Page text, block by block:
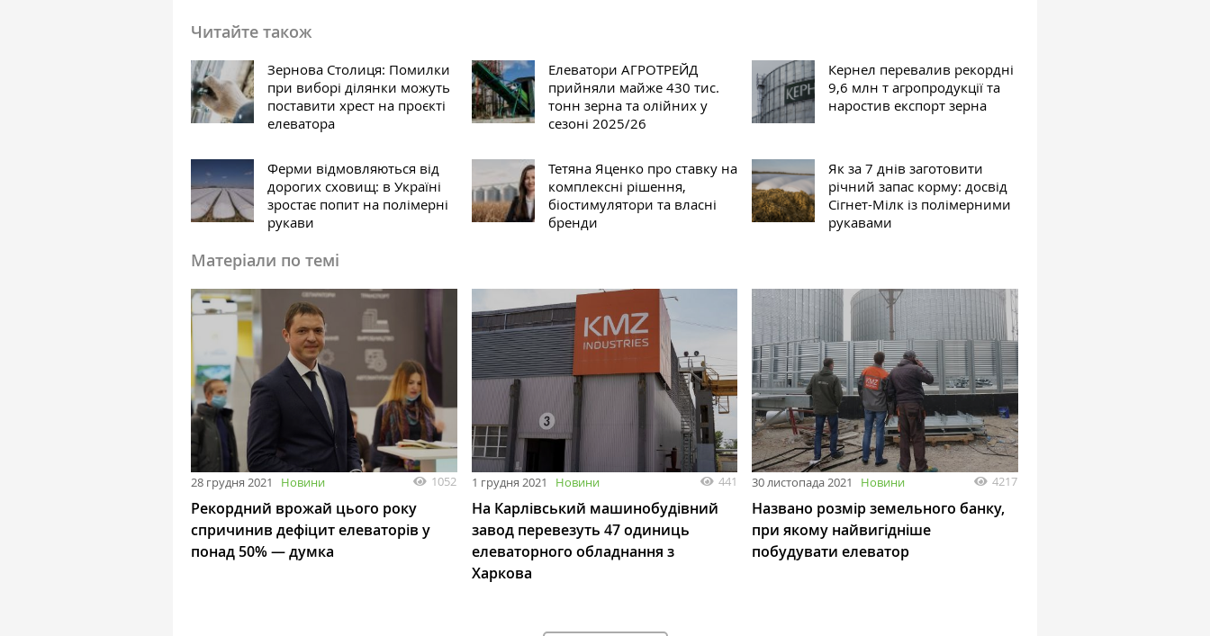
Читайте також
Зернова Столиця: Помилки
при виборі ділянки можуть
поставити хрест на проєкті
елеватора
Елеватори АГРОТРЕЙД
прийняли майже 430 тис.
тонн зерна та олійних у
сезоні 2025/26
Кернел перевалив рекордні
9,6 млн т агропродукції та
наростив експорт зерна
Ферми відмовляються від
дорогих сховищ: в Україні
зростає попит на полімерні
рукави
Тетяна Яценко про ставку на
комплексні рішення,
біостимулятори та власні
бренди
Як за 7 днів заготовити
річний запас корму: досвід
Сігнет-Мілк із полімерними
рукавами
Матеріали по темі
28 грудня 2021 Новини 1052
Рекордний врожай цього року
спричинив дефіцит елеваторів у
понад 50% — думка
1 грудня 2021 Новини 441
На Карлівський машинобудівний
завод перевезуть 47 одиниць
елеваторного обладнання з
Харкова
30 листопада 2021 Новини 4217
Названо розмір земельного банку,
при якому найвигідніше
побудувати елеватор